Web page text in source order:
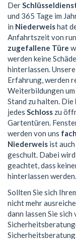
Der
und 365 Tage im
in Niederweishat
Anfahrtszeit von
zugefallene Türe
werden keine
hinterlassen.
Erfahrung, werden
Weiterbildungen
Stand zu halten. Die
jedes Schloss zu
Gartentüren.
werden von uns
Niederweis ist
geschult. Dabei
geachtet, dass
hinterlassen werden.
Sollten Sie sich
nicht mehr
dann lassen Sie